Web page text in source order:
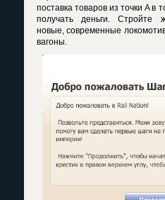
поставка товаров из точки A в
получать деньги. Стройте
новые, современные
вагоны.